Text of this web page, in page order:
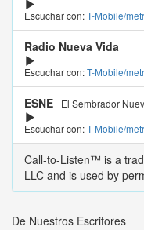
Escuchar con:T-Mobile/
Radio Nueva Vida
Escuchar con:T-Mobile/
ESNE
El Sembrador
Escuchar con:T-Mobile/
Call-to-Listen™ is a
LLC and is used by
De Nuestros Escritores